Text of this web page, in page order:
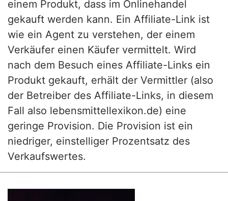
einem Produkt, dass im Onlinehandel
gekauft werden kann. Ein Affiliate-Link ist
wie ein Agent zu verstehen, der einem
Verkäufer einen Käufer vermittelt. Wird
nach dem Besuch eines Affiliate-Links ein
Produkt gekauft, erhält der Vermittler (also
der Betreiber des Affiliate-Links, in diesem
Fall also lebensmittellexikon.de) eine
geringe Provision. Die Provision ist ein
niedriger, einstelliger Prozentsatz des
Verkaufswertes.